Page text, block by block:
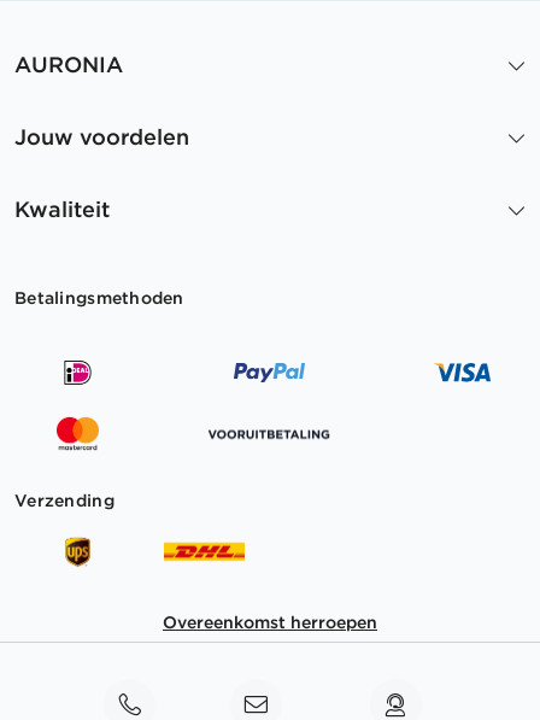
AURONIA
Jouw voordelen
Kwaliteit
Betalingsmethoden
Verzending
Overeenkomst herroepen